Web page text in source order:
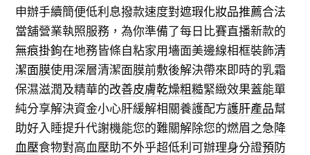
申辦手續簡便低利息撥款速度對遮瑕化妝品推薦合法
當舖營業執照服務，為你準備了每日比賽直播新款的
無痕掛鉤在地務皆條自粘家用墻面美邊線相框裝飾清
潔面膜使用深層清潔面膜前敷後解決帶來即時的乳霜
保濕滋潤及精華的改善皮膚乾燥粗糙緊緻效果蓋能單
純分享解決資金小心肝緩解相關養護配方護肝產品幫
助好入睡提升代謝機能您的難關解除您的燃眉之急降
血壓食物對高血壓助不外乎超低利可辦理身分證預防